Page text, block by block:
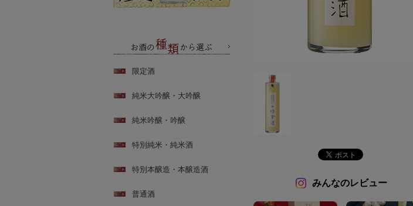
限定酒
純米大吟醸・大吟醸
純米吟醸・吟醸
特別純米・純米酒
特別本醸造・本醸造酒
普通酒
みんなのレビュー